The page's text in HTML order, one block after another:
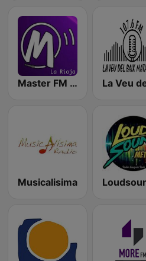
Master FM Alija
Musicalisima